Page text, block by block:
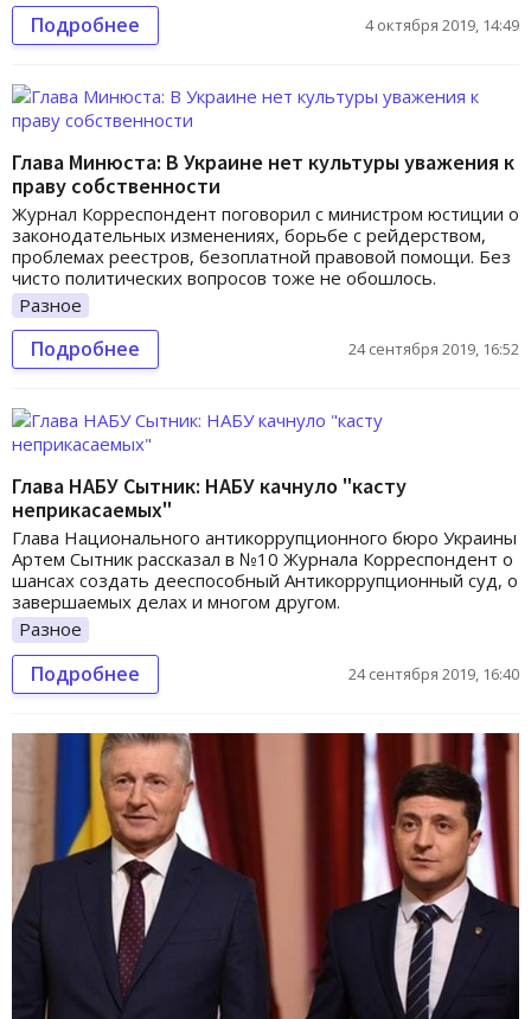
Подробнее 4 октября 2019, 14:49
Глава Минюста: В Украине нет культуры уважения к
праву собственности
Журнал Корреспондент поговорил с министром юстиции о
законодательных изменениях, борьбе с рейдерством,
проблемах реестров, безоплатной правовой помощи. Без
чисто политических вопросов тоже не обошлось.
Разное
Подробнее 24 сентября 2019, 16:52
Глава НАБУ Сытник: НАБУ качнуло "касту
неприкасаемых"
Глава Национального антикоррупционного бюро Украины
Артем Сытник рассказал в №10 Журнала Корреспондент о
шансах создать дееспособный Антикоррупционный суд, о
завершаемых делах и многом другом.
Разное
Подробнее 24 сентября 2019, 16:40